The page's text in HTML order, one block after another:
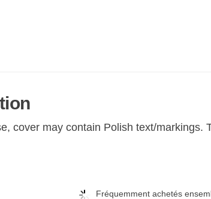
cover may contain Polish text/markings.
Fréquemment achetés